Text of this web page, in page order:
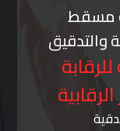
مسقط
والتدقيق